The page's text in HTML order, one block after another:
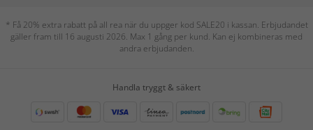
* Få 20% extra rabatt på all rea när du uppger kod SALE20 i kassan. Erbjudandet
gäller fram till 16 augusti 2026. Max 1 gång per kund. Kan ej kombineras med
andra erbjudanden.
Handla tryggt & säkert